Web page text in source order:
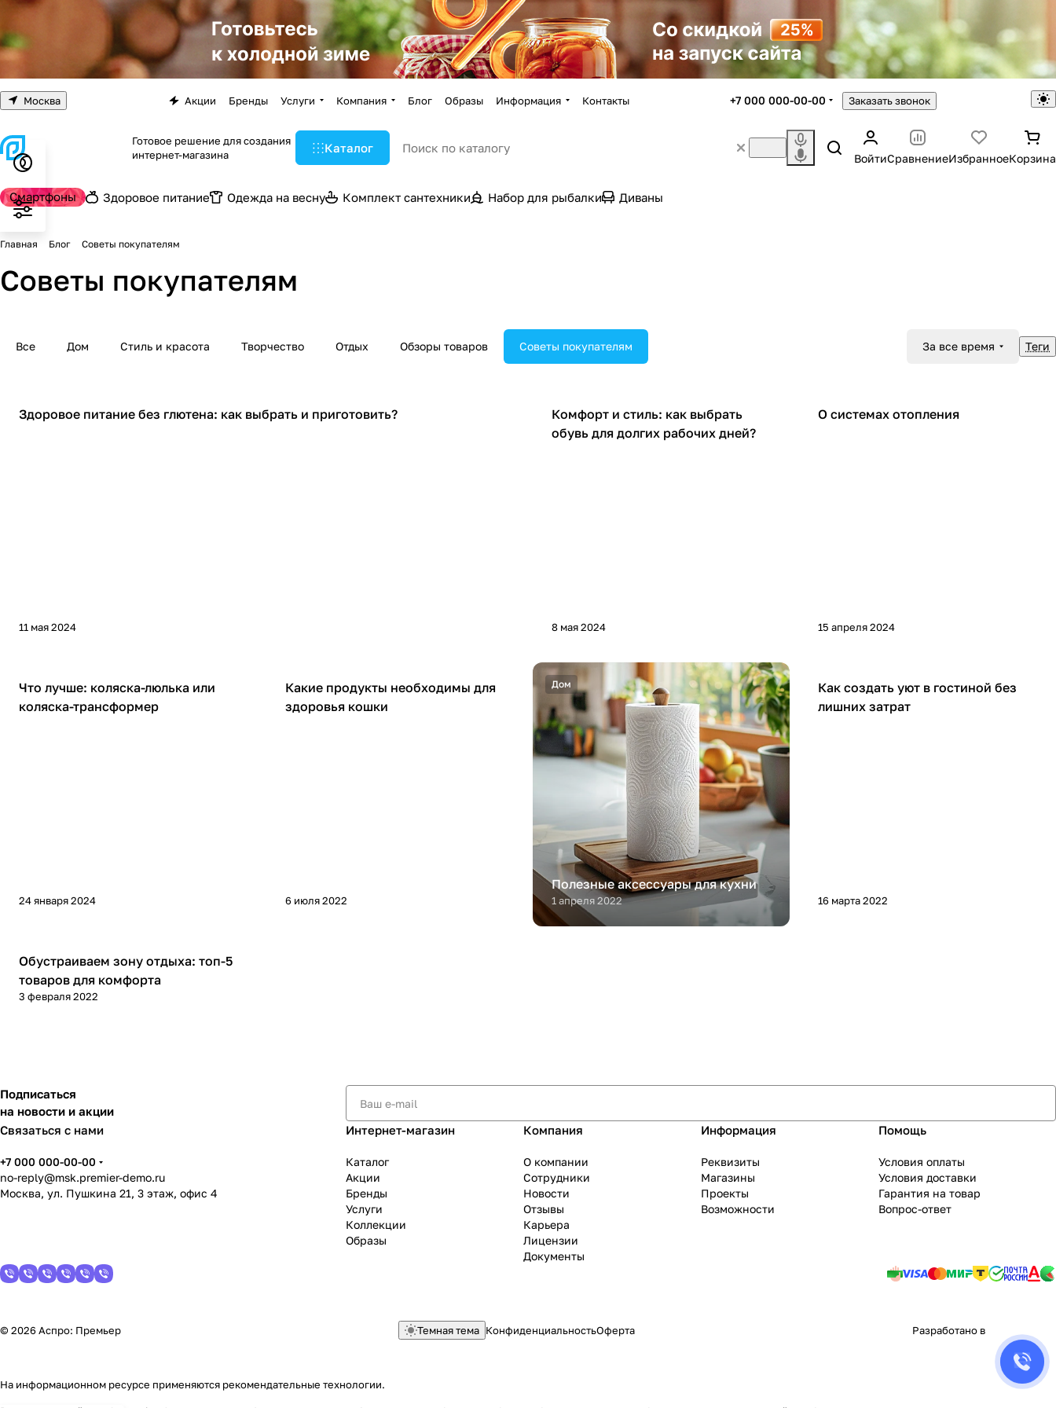
Москва Акции Бренды Услуги Компания Блог Образы Информация Контакты +7 000 000-00-00 Заказать звонок
Готовое решение для создания
интернет-магазина
Каталог
ВойтиСравнениеИзбранноеКорзина
Смартфоны Здоровое питание Одежда на весну Комплект сантехники Набор для рыбалки Диваны
Главная Блог Советы покупателям
Советы покупателям
Все Дом Стиль и красота Творчество Отдых Обзоры товаров Советы покупателям За все время Теги
Советы покупателям
11 мая 2024
Здоровое питание без глютена: как выбрать и приготовить? Советы покупателям
8 мая 2024
Комфорт и стиль: как выбрать
обувь для долгих рабочих дней?
Советы покупателям
15 апреля 2024
О системах отопления
Советы покупателям
24 января 2024
Что лучше: коляска-люлька или
коляска-трансформер
Советы покупателям
6 июля 2022
Какие продукты необходимы для
здоровья кошки
Дом
1 апреля 2022
Полезные аксессуары для кухни
Дом
16 марта 2022
Как создать уют в гостиной без
лишних затрат
Советы покупателям
3 февраля 2022
Обустраиваем зону отдыха: топ-5
товаров для комфорта
Подписаться
на новости и акции
Связаться с нами
+7 000 000-00-00
no-reply@msk.premier-demo.ru
Москва, ул. Пушкина 21, 3 этаж, офис 4
Интернет-магазин
Каталог
Акции
Бренды
Услуги
Коллекции
Образы
Компания
О компании
Сотрудники
Новости
Отзывы
Карьера
Лицензии
Документы
Информация
Реквизиты
Магазины
Проекты
Возможности
Помощь
Условия оплаты
Условия доставки
Гарантия на товар
Вопрос-ответ
© 2026 Аспро: Премьер Темная тема КонфиденциальностьОферта Разработано в
На информационном ресурсе применяются рекомендательные технологии.